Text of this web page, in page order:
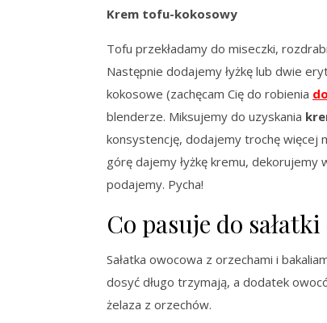
Krem tofu-kokosowy
Tofu przekładamy do miseczki,
Następnie dodajemy łyżkę lub dwie
kokosowe (zachęcam Cię do robienia
blenderze. Miksujemy do uzyskania
konsystencję, dodajemy trochę więcej
górę dajemy łyżkę kremu,
podajemy. Pycha!
Co pasuje do
Sałatka owocowa z orzechami i
dosyć długo trzymają, a dodatek
żelaza z orzechów.